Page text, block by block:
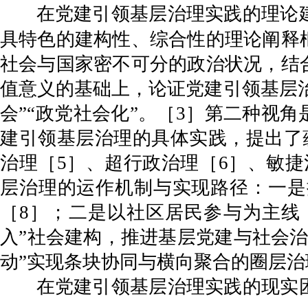
在党建引领基层治理实践的理
具特色的建构性、综合性的理论阐
社会与国家密不可分的政治状况，
值意义的基础上，论证党建引领基层
会”“政党社会化”。［3］第二种视
建引领基层治理的具体实践，提出
治理［5］、超行政治理［6］、敏
层治理的运作机制与实现路径：一
［8］；二是以社区居民参与为主
入”社会建构，推进基层党建与社会
动”实现条块协同与横向聚合的圈层
在党建引领基层治理实践的现